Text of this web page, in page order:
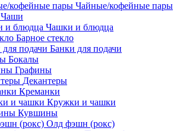
Чайные/кофейные пары
Чаши
Чашки и блюдца
Барное стекло
Банки для подачи
Бокалы
Графины
Декантеры
Креманки
Кружки и чашки
Кувшины
Олд фэшн (рокс)